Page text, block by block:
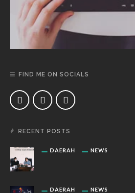
FIND ME ON SOCIALS
RECENT POSTS
DAERAH NEWS
DAERAH NEWS